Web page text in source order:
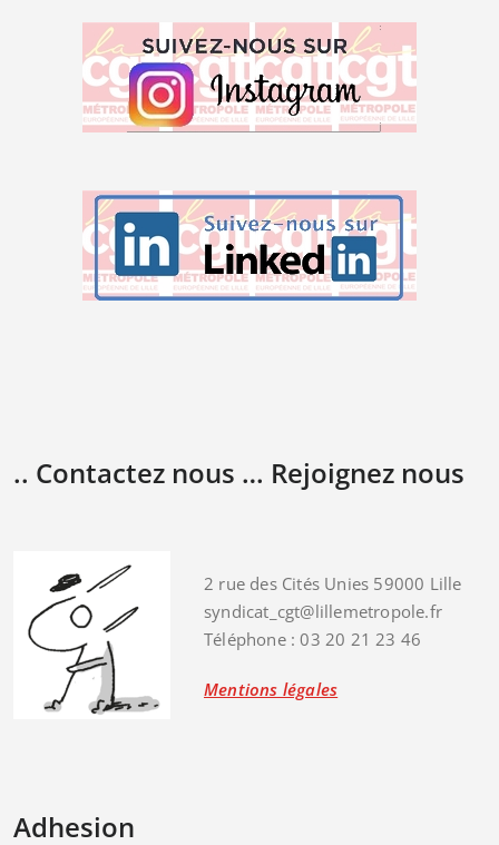
.. Contactez nous … Rejoignez nous
2 rue des Cités Unies 59000 Lille
syndicat_cgt@lillemetropole.fr
Téléphone : 03 20 21 23 46
Mentions légales
Adhesion